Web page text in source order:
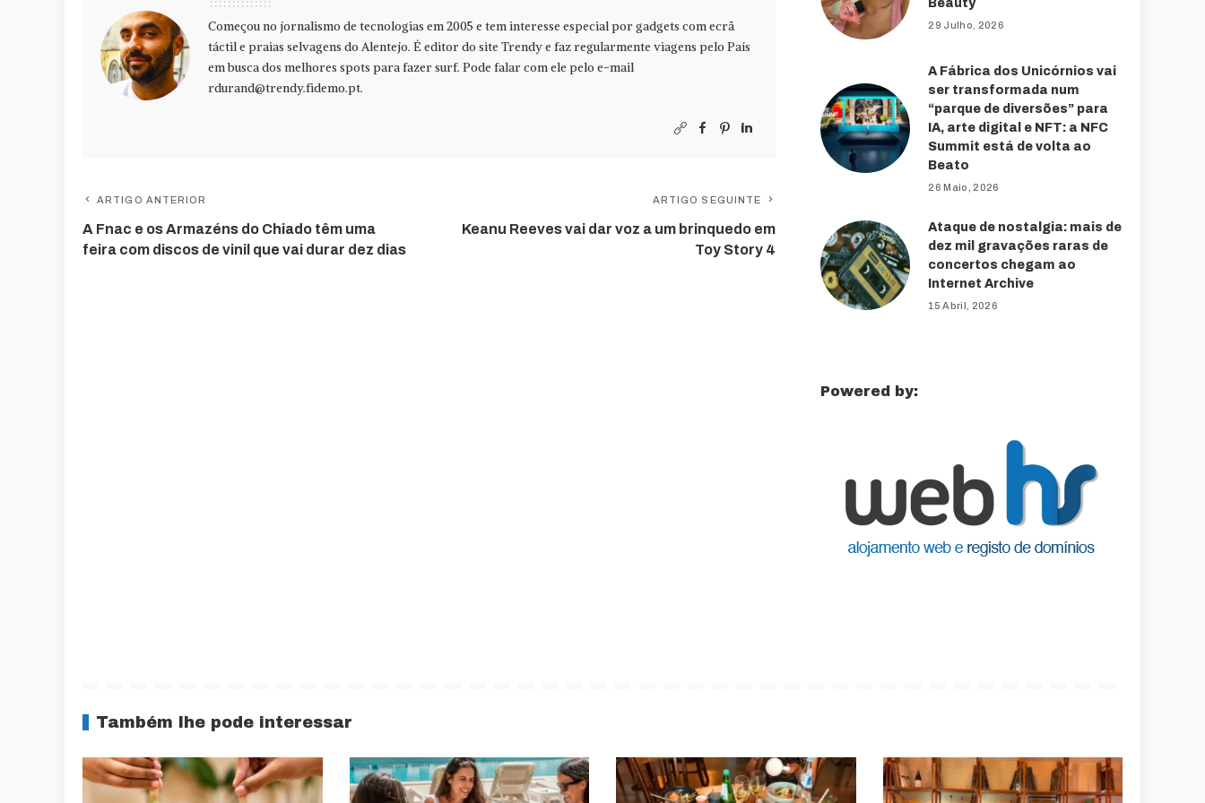
Começou no jornalismo de tecnologias em 2005 e tem interesse especial por gadgets com ecrã
táctil e praias selvagens do Alentejo. É editor do site Trendy e faz regularmente viagens pelo País
em busca dos melhores spots para fazer surf. Pode falar com ele pelo e-mail
rdurand@trendy.fidemo.pt.
ARTIGO ANTERIOR
A Fnac e os Armazéns do Chiado têm uma
feira com discos de vinil que vai durar dez dias
ARTIGO SEGUINTE
Keanu Reeves vai dar voz a um brinquedo em
Toy Story 4
Beauty
29 Julho, 2026
A Fábrica dos Unicórnios vai
ser transformada num
“parque de diversões” para
IA, arte digital e NFT: a NFC
Summit está de volta ao
Beato
26 Maio, 2026
Ataque de nostalgia: mais de
dez mil gravações raras de
concertos chegam ao
Internet Archive
15 Abril, 2026
Powered by:
Também lhe pode interessar